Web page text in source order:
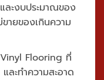
ละงบประมาณของ
ายของเกินความ
Flooring ที่
ละทำความสะอาด